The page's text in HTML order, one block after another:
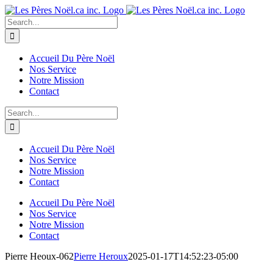
Skip
to
content
Search
for:
Accueil Du Père Noël
Nos Service
Notre Mission
Contact
Search
for:
Accueil Du Père Noël
Nos Service
Notre Mission
Contact
Accueil Du Père Noël
Nos Service
Notre Mission
Contact
Pierre Heoux-062Pierre Heroux2025-01-17T14:52:23-05:00